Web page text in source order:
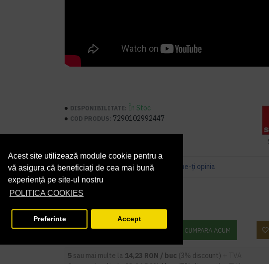
Acest site utilizează module cookie pentru a
vă asigura că beneficiați de cea mai bună
experiență pe site-ul nostru
POLITICA COOKIES
Preferinte Accept
DISPONIBILITATE: În Stoc
COD PRODUS: 7290102992447
Bazată pe 0 note. Spune-ţi opinia
14,67 lei
17,75 leiTVA inclus
ADAUGĂ ÎN COŞ CUMPARA ACUM
5 sau mai multe la 14,23 RON / buc (3% discount)